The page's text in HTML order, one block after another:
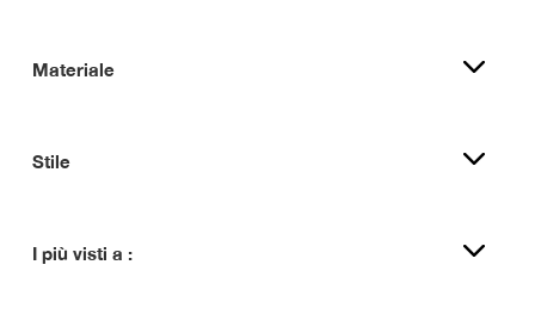
Materiale
Stile
I più visti a :